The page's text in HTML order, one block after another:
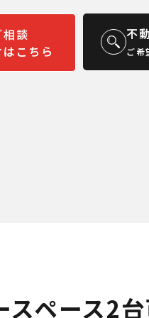
談
こちら
不
ご希
ペース2